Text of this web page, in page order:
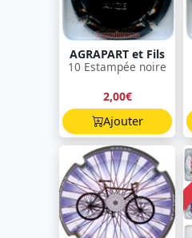
AGRAPART et Fils
10 Estampée noire
2,00€
Ajouter